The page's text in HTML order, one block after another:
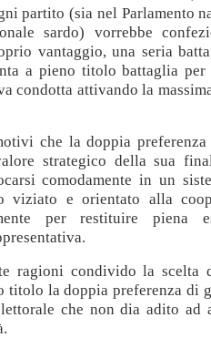
partito (sia nel Parlamento
sardo) vorrebbe
vantaggio, una seria
a pieno titolo battaglia
condotta attivando la
che la doppia
strategico della sua
comodamente in un
viziato e orientato alla
per restituire piena
ragioni condivido la scelta
titolo la doppia preferenza di
che non dia adito ad